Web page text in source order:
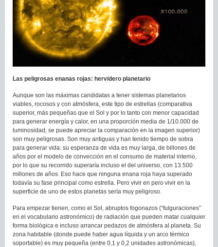
Las peligrosas enanas rojas: hervidero planetario
Aunque son las máximas candidatas a tener sistemas planetarios
viables, rocosos y con atmósfera, este tipo de estrellas (comparativa
superior, más pequeñas que el Sol y por lo tanto con menor capacidad
para generar energía y calor, en una proporción media de 1/10.000 de
luminosidad; se puede apreciar la comparación en la imagen superior)
son muy peligrosas. Son muy antiguas y han tenido tiempo de sobra
para generar vida: su esperanza de vida es muy larga, de billones de
años por el modelo de convección en el consumo de material interno,
por lo que su recorrido superaría incluso el del universo, con 13.500
millones de años. Eso hace que ninguna enana roja haya superado
todavía su fase principal como estrella. Pero vivir en pero vivir en la
superficie de uno de estos planetas sería muy peligroso.
Para empezar tienen, como el Sol, abruptos fogonazos (“fulguraciones”
en el vocabulario astronómico) de radiación que pueden matar cualquier
forma biológica e incluso arrancar pedazos de atmósfera al planeta. Su
zona habitable (donde puede haber agua líquida y un arco térmico
soportable) es muy pequeña (entre 0,1 y 0,2 unidades astronómicas),